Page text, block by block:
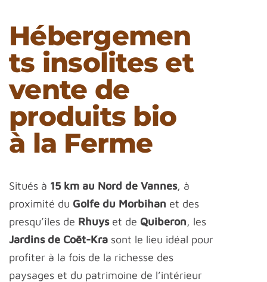
Hébergemen
ts insolites et
vente de
produits bio
à la Ferme
Situés à 15 km au Nord de Vannes, à
proximité du Golfe du Morbihan et des
presqu’îles de Rhuyset de Quiberon, les
Jardins de Coët-Kra sont le lieu idéal pour
profiter à la fois de la richesse des
paysages et du patrimoine de l’intérieur